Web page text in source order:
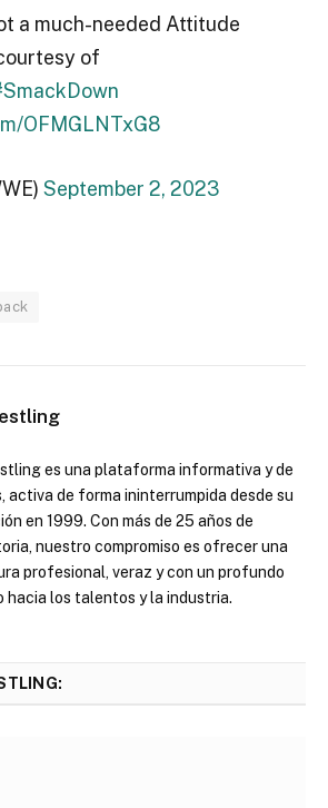
a much-needed Attitude
of
OFMGLNTxG8
September 2, 2023
es una plataforma informativa y de
activa de forma ininterrumpida desde su
en 1999. Con más de 25 años de
nuestro compromiso es ofrecer una
profesional, veraz y con un profundo
hacia los talentos y la industria.